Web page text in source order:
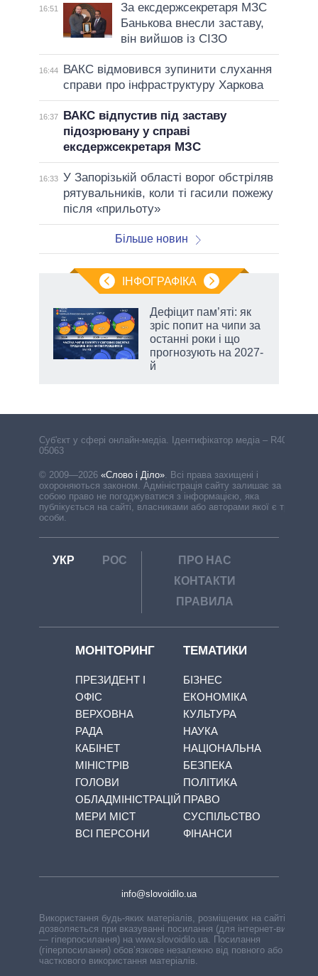
16:51
За ексдержсекретаря МЗС
Банькова внесли заставу,
він вийшов із СІЗО
16:44
ВАКС відмовився зупинити слухання
справи про інфраструктуру Харкова
16:37
ВАКС відпустив під заставу
підозрювану у справі
ексдержсекретаря МЗС
16:33 У Запорізькій області ворог обстріляв
рятувальників, коли ті гасили пожежу
після «прильоту»
Більше новин
ІНФОГРАФІКА
Дефіцит пам’яті: як
зріс попит на чипи за
останні роки і що
прогнозують на 2027-
й
Cуб'єкт у сфері онлайн-медіа. Ідентифікатор медіа – R40-
05063
© 2009—2026 «Слово і Діло». Всі права захищені і
охороняються законом. Адміністрація сайту залишає за
собою право не погоджуватися з інформацією, яка
публікується на сайті, власниками або авторами якої є треті
особи.
УКР РОС
ПРО НАС
КОНТАКТИ
ПРАВИЛА
МОНІТОРИНГ
ПРЕЗИДЕНТ І
ОФІС
ВЕРХОВНА
РАДА
КАБІНЕТ
МІНІСТРІВ
ГОЛОВИ
ОБЛАДМІНІСТРАЦІЙ
МЕРИ МІСТ
ВСІ ПЕРСОНИ
ТЕМАТИКИ
БІЗНЕС
ЕКОНОМІКА
КУЛЬТУРА
НАУКА
НАЦІОНАЛЬНА
БЕЗПЕКА
ПОЛІТИКА
ПРАВО
СУСПІЛЬСТВО
ФІНАНСИ
info@slovoidilo.ua
Використання будь-яких матеріалів, розміщених на сайті,
дозволяється при вказуванні посилання (для інтернет-видань
— гіперпосилання) на www.slovoidilo.ua. Посилання
(гіперпосилання) обов’язкове незалежно від повного або
часткового використання матеріалів.